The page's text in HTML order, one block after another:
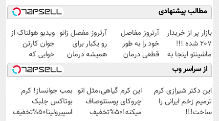
مطالب پیشنهادی
بازار پر از خریدار
207 شده !!!
ماشینتو اینجا به
راحتی بفروش
آرتروز مفاصل
خود را به طور
قطعی درمان
کنید!
◗پرسش‌نامه◖
آرتروز مفصل زانو
رو یکبار برای
همیشه درمان
کن!
◗پرسش‌نامه◖
ویدیو هولناک از
جوان کارتن
خوابی که
میلیاردر شد.
آموزش رایگان
از سراسر وب
این دکتر شیرازی کرم
ترمیم زخم ایرانی را
ساخت!!!
این کرم گیاهی،مثل اتو
چروکای پوستتوصاف
میکنه!50%تخفیف
بمب جوانساز! کرم
بوتاکس جلبک
اسپیرولینا50%تخفیف